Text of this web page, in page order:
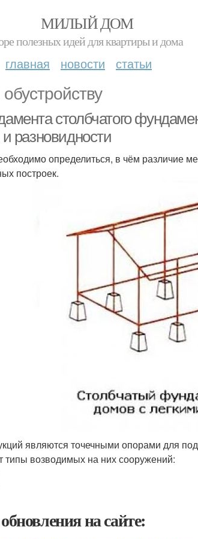
МИЛЫЙ ДОМ
полезных идей для квартиры и дома
главная новости статьи
столбчатого
разновидности
определиться, в чём различие
построек.
являются точечными опорами для
типы возводимых на них сооружений:
на сайте: